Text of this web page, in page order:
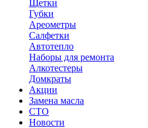
Щетки
Губки
Ареометры
Салфетки
Автотепло
Наборы для ремонта
Алкотестеры
Домкраты
Акции
Замена масла
СТО
Новости